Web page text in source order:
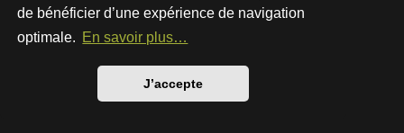
de bénéficier d’une expérience de navigation
optimale. En savoir plus…
J’accepte
Développé parphpBB® Forum Software © phpBB Limited
Style par
Traduction française officielle